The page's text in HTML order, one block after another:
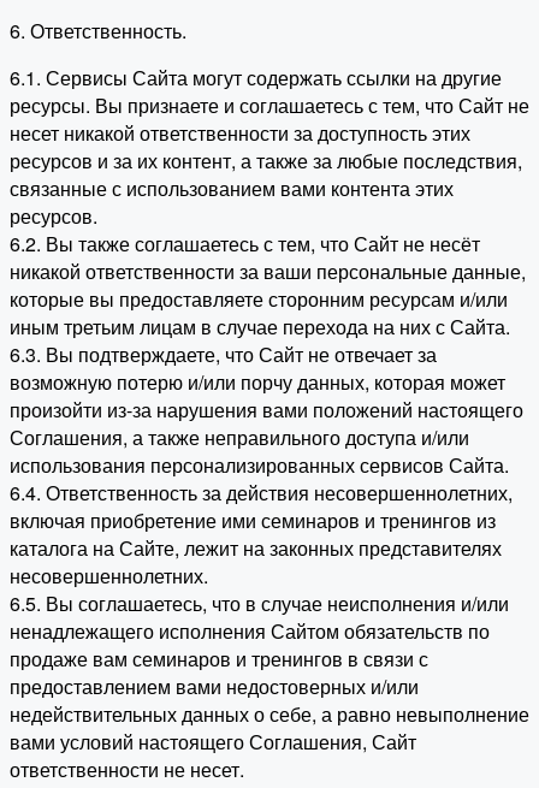
6. Ответственность.
6.1. Сервисы Сайта могут содержать ссылки на другие
ресурсы. Вы признаете и соглашаетесь с тем, что Сайт не
несет никакой ответственности за доступность этих
ресурсов и за их контент, а также за любые последствия,
связанные с использованием вами контента этих
ресурсов.
6.2. Вы также соглашаетесь с тем, что Сайт не несёт
никакой ответственности за ваши персональные данные,
которые вы предоставляете сторонним ресурсам и/или
иным третьим лицам в случае перехода на них с Сайта.
6.3. Вы подтверждаете, что Сайт не отвечает за
возможную потерю и/или порчу данных, которая может
произойти из-за нарушения вами положений настоящего
Соглашения, а также неправильного доступа и/или
использования персонализированных сервисов Сайта.
6.4. Ответственность за действия несовершеннолетних,
включая приобретение ими семинаров и тренингов из
каталога на Сайте, лежит на законных представителях
несовершеннолетних.
6.5. Вы соглашаетесь, что в случае неисполнения и/или
ненадлежащего исполнения Сайтом обязательств по
продаже вам семинаров и тренингов в связи с
предоставлением вами недостоверных и/или
недействительных данных о себе, а равно невыполнение
вами условий настоящего Соглашения, Сайт
ответственности не несет.